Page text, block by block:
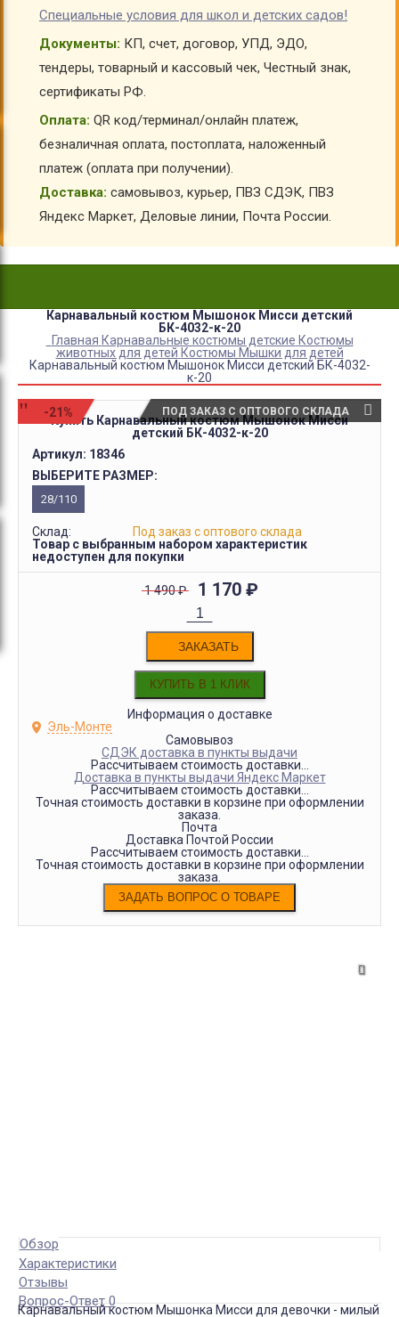
Специальные условия для школ и детских садов!
Документы: КП, счет, договор, УПД, ЭДО,
тендеры, товарный и кассовый чек, Честный знак,
сертификаты РФ.
Оплата: QR код/терминал/онлайн платеж,
безналичная оплата, постоплата, наложенный
платеж (оплата при получении).
Доставка: самовывоз, курьер, ПВЗ СДЭК, ПВЗ
Яндекс Маркет, Деловые линии, Почта России.
Карнавальный костюм Мышонок Мисси детский
БК-4032-к-20
Главная Карнавальные костюмы детские Костюмы
животных для детей Костюмы Мышки для детей
Карнавальный костюм Мышонок Мисси детский БК-4032-
к-20
-21% ПОД ЗАКАЗ С ОПТОВОГО СКЛАДА
Купить Карнавальный костюм Мышонок Мисси
детский БК-4032-к-20
Артикул: 18346
ВЫБЕРИТЕ РАЗМЕР:
28/110
Склад:
Под заказ с оптового склада
Товар с выбранным набором характеристик
недоступен для покупки
1 490₽ 1 170 ₽
ЗАКАЗАТЬ
Информация о доставке
Эль-Монте
Самовывоз
СДЭК доставка в пункты выдачи
Рассчитываем стоимость доставки...
Доставка в пункты выдачи Яндекс Маркет
Рассчитываем стоимость доставки...
Точная стоимость доставки в корзине при оформлении
заказа.
Почта
Доставка Почтой России
Рассчитываем стоимость доставки...
Точная стоимость доставки в корзине при оформлении
заказа.
Обзор
Характеристики
Отзывы
Вопрос-Ответ 0
Карнавальный костюм Мышонка Мисси для девочки - милый